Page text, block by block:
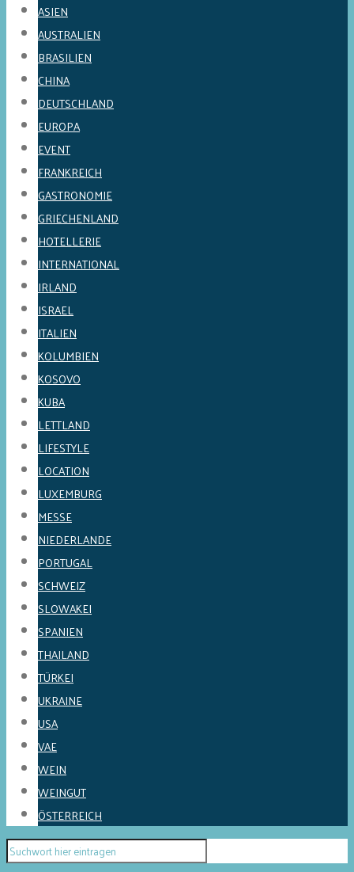
ASIEN
AUSTRALIEN
BRASILIEN
CHINA
DEUTSCHLAND
EUROPA
EVENT
FRANKREICH
GASTRONOMIE
GRIECHENLAND
HOTELLERIE
INTERNATIONAL
IRLAND
ISRAEL
ITALIEN
KOLUMBIEN
KOSOVO
KUBA
LETTLAND
LIFESTYLE
LOCATION
LUXEMBURG
MESSE
NIEDERLANDE
PORTUGAL
SCHWEIZ
SLOWAKEI
SPANIEN
THAILAND
TÜRKEI
UKRAINE
USA
VAE
WEIN
WEINGUT
ÖSTERREICH